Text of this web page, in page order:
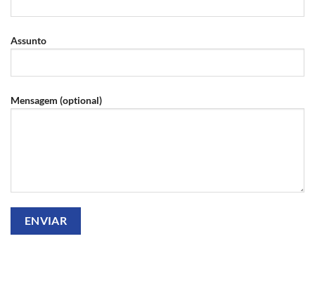
Assunto
Mensagem (optional)